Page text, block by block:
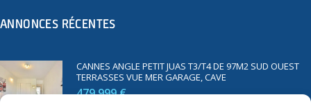
ANNONCES RÉCENTES
CANNES ANGLE PETIT JUAS T3/T4 DE 97M2 SUD OUEST
TERRASSES VUE MER GARAGE, CAVE
479 999 €